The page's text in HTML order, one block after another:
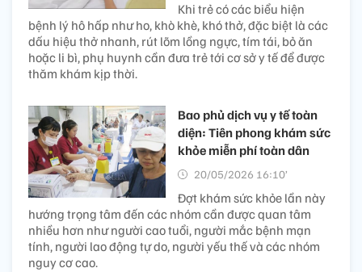
Khi trẻ có các biểu hiện
bệnh lý hô hấp như ho, khò khè, khó thở, đặc biệt là các
dấu hiệu thở nhanh, rút lõm lồng ngực, tím tái, bỏ ăn
hoặc li bì, phụ huynh cần đưa trẻ tới cơ sở y tế để được
thăm khám kịp thời.
Bao phủ dịch vụ y tế toàn
diện: Tiên phong khám sức
khỏe miễn phí toàn dân
20/05/2026 16:10’
Đợt khám sức khỏe lần này
hướng trọng tâm đến các nhóm cần được quan tâm
nhiều hơn như người cao tuổi, người mắc bệnh mạn
tính, người lao động tự do, người yếu thế và các nhóm
nguy cơ cao.